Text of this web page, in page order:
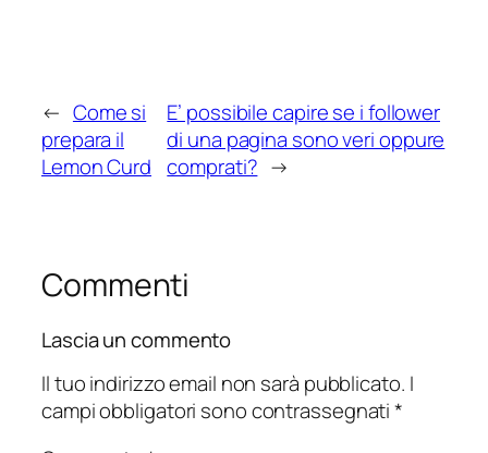
← Come si
prepara il
Lemon Curd
E’ possibile capire se i follower
di una pagina sono veri oppure
comprati? →
Commenti
Lascia un commento
Il tuo indirizzo email non sarà pubblicato. I
campi obbligatori sono contrassegnati*